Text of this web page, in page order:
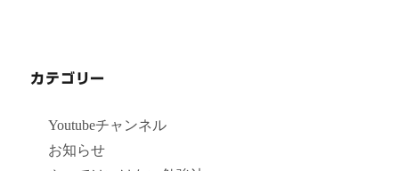
カテゴリー
Youtubeチャンネル
お知らせ